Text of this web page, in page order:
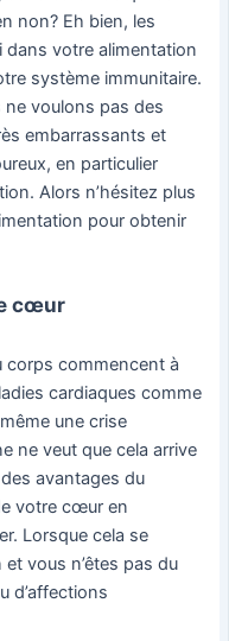
non? Eh bien, les
dans votre alimentation
système immunitaire.
voulons pas des
embarrassants et
en particulier
Alors n’hésitez plus
pour obtenir
cœur
corps commencent à
cardiaques comme
une crise
ne veut que cela arrive
avantages du
votre cœur en
Lorsque cela se
vous n’êtes pas du
d’affections